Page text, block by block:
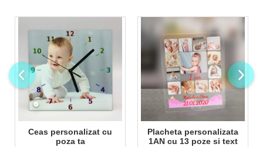
Ceas personalizat cu
poza ta
Placheta personalizata
1AN cu 13 poze si text